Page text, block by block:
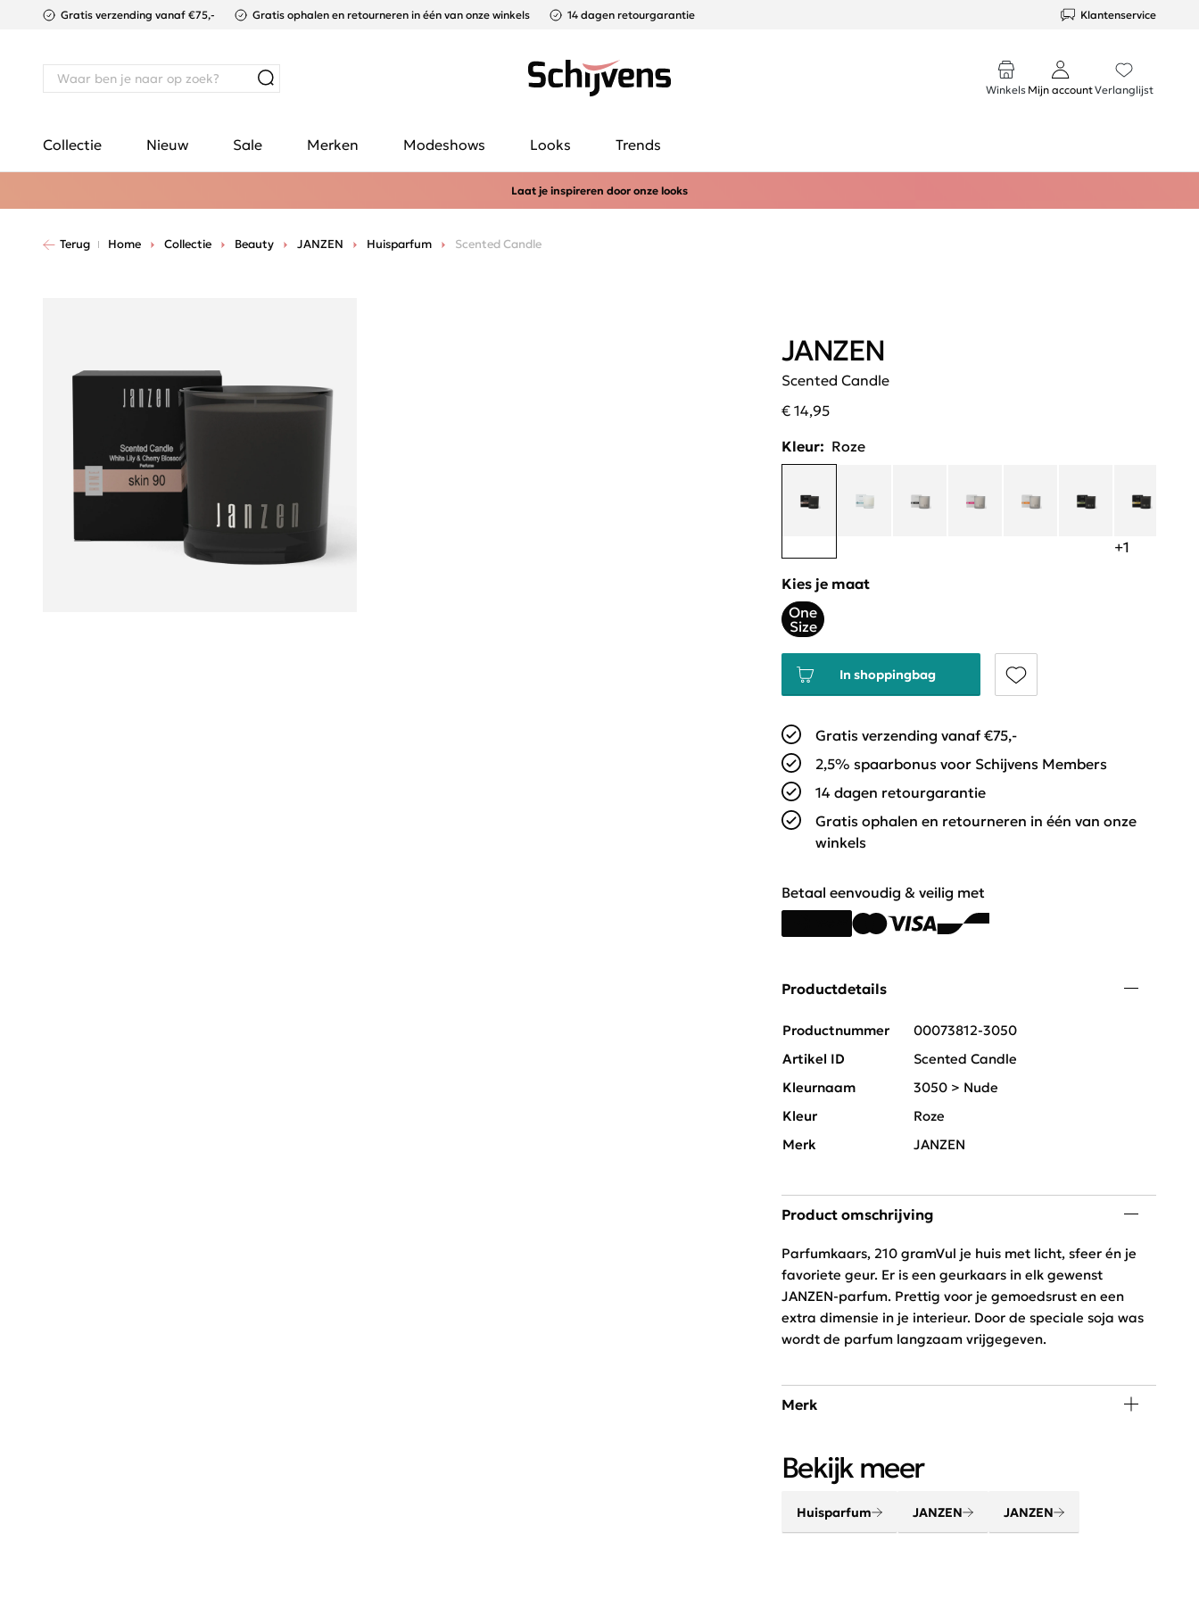
Gratis verzending vanaf €75,- Gratis ophalen en retourneren in één van onze winkels 14 dagen retourgarantie Klantenservice
Winkels Mijn accountVerlanglijst
Collectie Nieuw Sale Merken Modeshows Looks Trends
Laat je inspireren door onze looks
Terug Home Collectie Beauty JANZEN Huisparfum Scented Candle
Scented Candle
JANZEN
€ 14,95
Kleur: Roze
+1
Kies je maat
One
Size
In shoppingbag
Gratis verzending vanaf €75,-
2,5% spaarbonus voor Schijvens Members
14 dagen retourgarantie
Gratis ophalen en retourneren in één van onze
winkels
Betaal eenvoudig & veilig met
Productdetails
Productnummer
00073812-3050
Artikel ID
Scented Candle
Kleurnaam
3050 > Nude
Kleur
Roze
Merk
JANZEN
Product omschrijving
Parfumkaars, 210 gramVul je huis met licht, sfeer én je
favoriete geur. Er is een geurkaars in elk gewenst
JANZEN-parfum. Prettig voor je gemoedsrust en een
extra dimensie in je interieur. Door de speciale soja was
wordt de parfum langzaam vrijgegeven.
Merk
producten van JANZEN. Maak van je huis een thuis met
jouw favoriete huisparfum. Creëer een gevoel van
thuiskomen.
Bekijk meer
Huisparfum JANZEN JANZEN